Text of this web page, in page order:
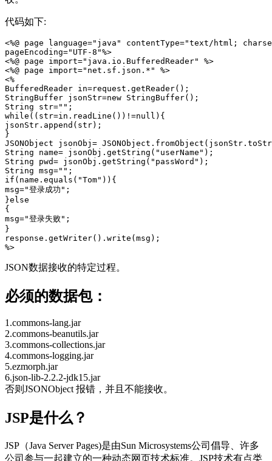
代码如下:
<%@ page language="java" contentType="text/html;
pageEncoding="UTF-8"%>
<%@ page import="java.io.BufferedReader" %>
<%@ page import="net.sf.json.*" %>
<%
BufferedReader in=request.getReader();
StringBuffer jsonStr=new StringBuffer();
String str="";
while((str=in.readLine())!=null){
jsonStr.append(str);
}
JSONObject jsonObj=
String name= jsonObj.getString("userName");
String pwd= jsonObj.getString("passWord");
String msg="";
if(name.equals("Tom")){
msg="登录成功";
}else
{
msg="登录失败";
}
response.getWriter().write(msg);
JSON数据接收的特定过程。
必须的数据包：
1.commons-lang.jar
2.commons-beanutils.jar
3.commons-collections.jar
4.commons-logging.jar
5.ezmorph.jar
6.json-lib-2.2.2-jdk15.jar
否则JSONObject 报错，并且不能接收。
JSP是什么？
JSP（Java Server Pages)是由Sun Microsystems公司倡导、许多
公司参与一起建立的一种动态网页技术标准。JSP技术有点类